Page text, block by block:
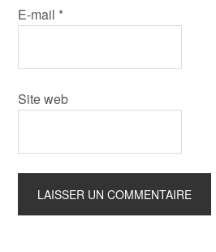
E-mail *
Site web